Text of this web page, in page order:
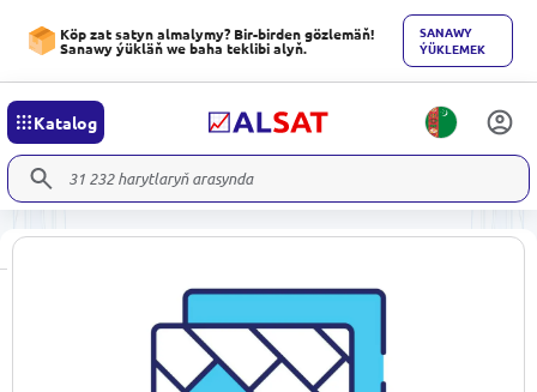
Köp zat satyn almalymy? Bir-birden gözlemäň!
Sanawy ýükläň we baha teklibi alyň.
SANAWY
ÝÜKLEMEK
Katalog